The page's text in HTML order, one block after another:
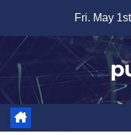
content
Fri. May